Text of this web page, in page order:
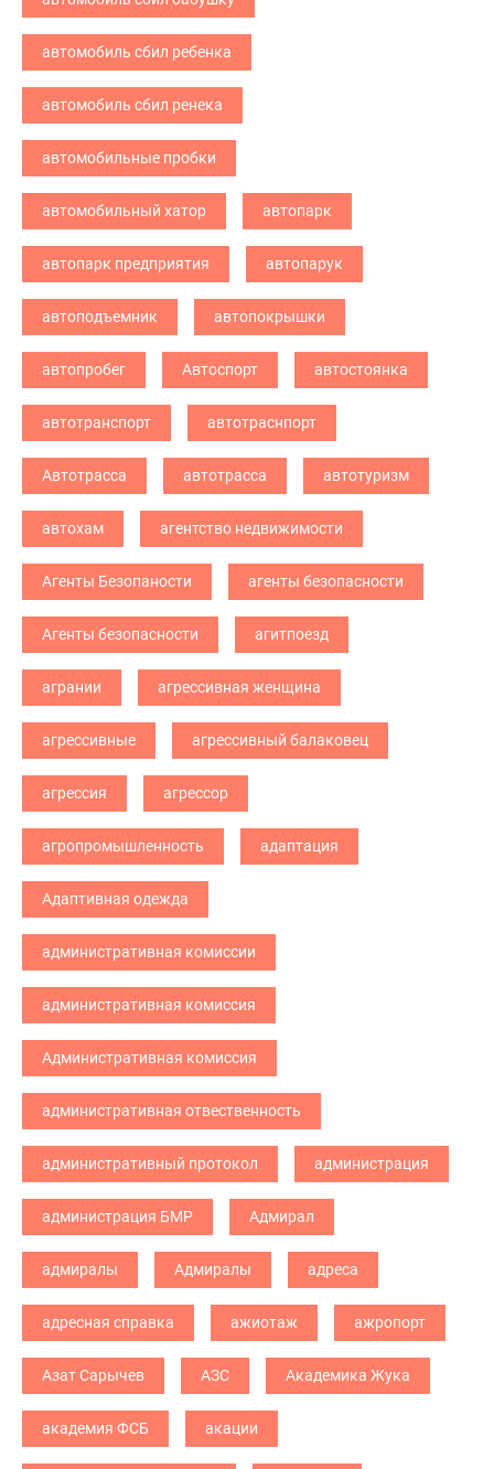
автомобиль сбил ребенка
автомобиль сбил ренека
автомобильные пробки
автомобильный хатор автопарк
автопарк предприятия автопарук
автоподъемник автопокрышки
автопробег Автоспорт автостоянка
автотранспорт автотраснпорт
Автотрасса автотрасса автотуризм
автохам агентство недвижимости
Агенты Безопаности агенты безопасности
Агенты безопасности агитпоезд
агрании агрессивная женщина
агрессивные агрессивный балаковец
агрессия агрессор
агропромышленность адаптация
Адаптивная одежда
административная комиссии
административная комиссия
Административная комиссия
административная отвественность
административный протокол администрация
администрация БМР Адмирал
адмиралы Адмиралы адреса
адресная справка ажиотаж ажропорт
Азат Сарычев АЗС Академика Жука
академия ФСБ акации